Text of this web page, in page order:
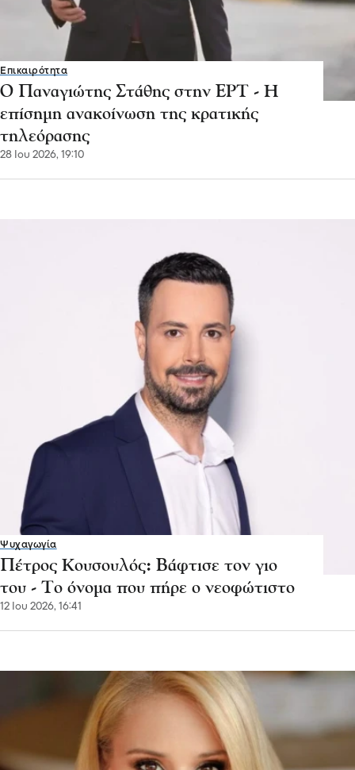
Επικαιρότητα
Ο Παναγιώτης Στάθης στην ΕΡΤ - H
επίσημη ανακοίνωση της κρατικής
τηλεόρασης
28 Ιου 2026, 19:10
Ψυχαγωγία
Πέτρος Κουσουλός: Βάφτισε τον γιο
του - Το όνομα που πήρε ο νεοφώτιστο
12 Ιου 2026, 16:41